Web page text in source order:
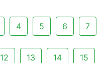
4 5 6 7
12 13 14 15